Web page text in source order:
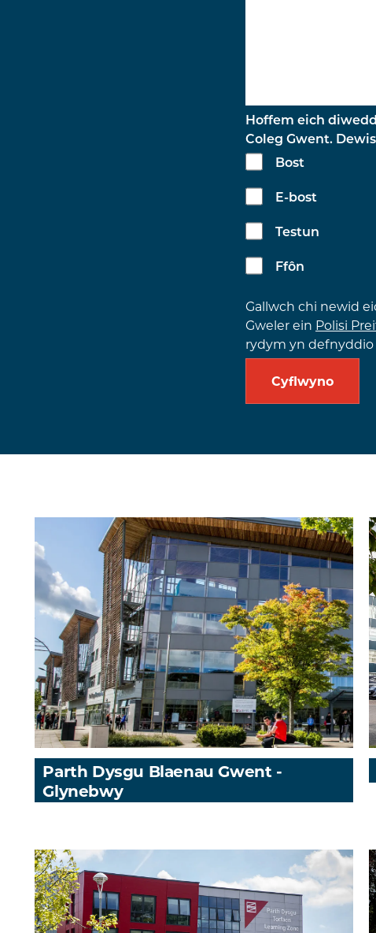
Hoffem eich
Coleg Gwent.
Bost
E-bost
Testun
Ffôn
Gallwch chi newid
Gweler ein Polisi
rydym yn defnyddio
Parth Dysgu Blaenau Gwent -
Glynebwy